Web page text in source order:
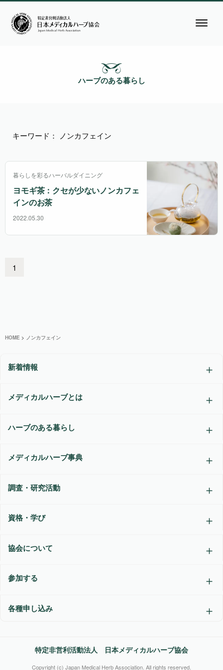
ハーブのある暮らし
キーワード： ノンカフェイン
暮らしを彩るハーバルダイニング
ヨモギ茶：クセが少ないノンカフェ
インのお茶
2022.05.30
1
HOME > ノンカフェイン
新着情報
メディカルハーブとは
ハーブのある暮らし
メディカルハーブ事典
調査・研究活動
資格・学び
協会について
参加する
各種申し込み
特定非営利活動法人 日本メディカルハーブ協会
Copyright (c) Japan Medical Herb Association. All rights reserved.